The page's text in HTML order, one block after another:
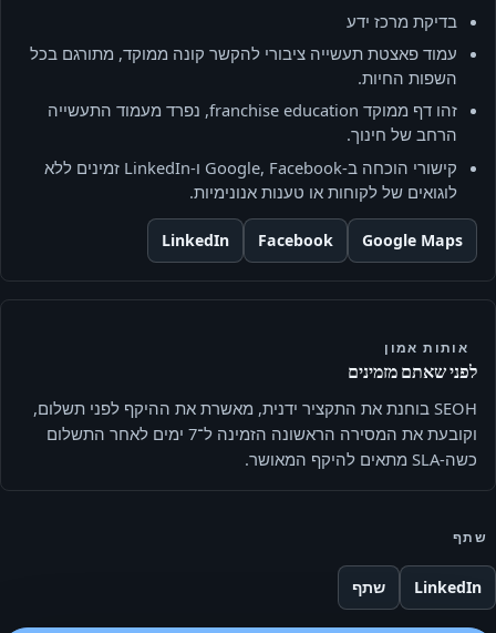
בדיקת מרכז ידע
עמוד פאצטת תעשייה ציבורי להקשר קונה ממוקד, מתורגם בכל
השפות החיות.
זהו דף ממוקד franchise education, נפרד מעמוד התעשייה
הרחב של חינוך.
קישורי הוכחה ב‑Google, Facebook ו‑LinkedIn זמינים ללא
לוגואים של לקוחות או טענות אנונימיות.
Google Maps
Facebook
LinkedIn
אותות אמון
לפני שאתם מזמינים
SEOH בוחנת את התקציר ידנית, מאשרת את ההיקף לפני תשלום,
וקובעת את המסירה הראשונה הזמינה ל־7 ימים לאחר התשלום
כשה-SLA מתאים להיקף המאושר.
שתף
LinkedIn שתף